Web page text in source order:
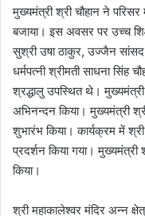
मुख्यमंत्री श्री चौहान ने
बजाया। इस अवसर पर उच्च
सुश्री उषा ठाकुर, उज्जैन सांसद
धर्मपत्नी श्रीमती साधना सिंह
श्रद्धालु उपस्थित थे। मुख्यमंत्री
अभिनन्दन किया। मुख्यमंत्री
शुभारंभ किया। कार्यक्रम में
प्रदर्शन किया गया। मुख्यमंत्री
किया।
श्री महाकालेश्वर मंदिर अन्न